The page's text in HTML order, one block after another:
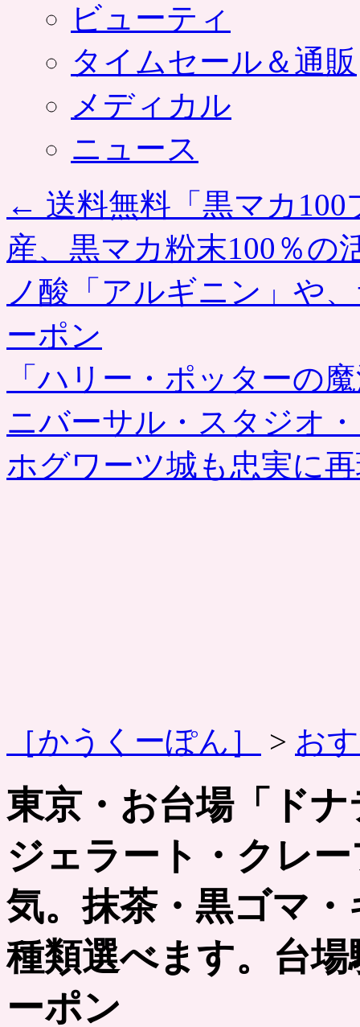
ビューティ
タイムセール＆通販
メディカル
ニュース
← 送料無料「黒マカ
産、黒マカ粉末100％の
ノ酸「アルギニン」や
ーポン
「ハリー・ポッターの
ニバーサル・スタジオ
ホグワーツ城も忠実に
［かうくーぽん］ > お
東京・お台場「ド
ジェラート・クレ
気。抹茶・黒ゴマ
種類選べます。台
ーポン